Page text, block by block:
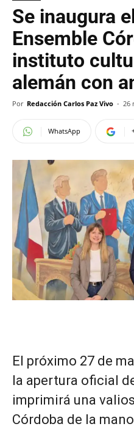
Se inaugura
Ensemble
instituto
alemán con
Por Redacción Carlos Paz Vivo - 26
WhatsApp
El próximo 27 de
la apertura oficial
imprimirá una
Córdoba de la